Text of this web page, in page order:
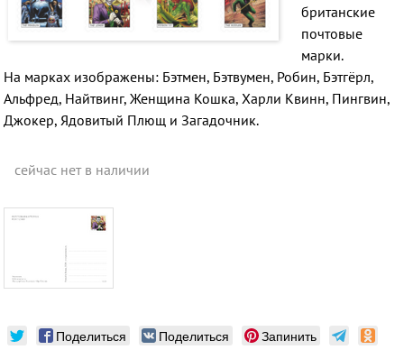
британские
почтовые
марки.
На марках изображены: Бэтмен, Бэтвумен, Робин, Бэтгёрл,
Альфред, Найтвинг, Женщина Кошка, Харли Квинн, Пингвин,
Джокер, Ядовитый Плющ и Загадочник.
сейчас нет в наличии
Поделиться Поделиться Запинить